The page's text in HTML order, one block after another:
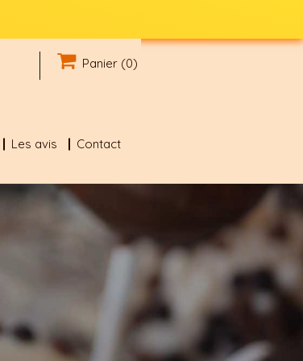
Panier (0)
Les avis Contact